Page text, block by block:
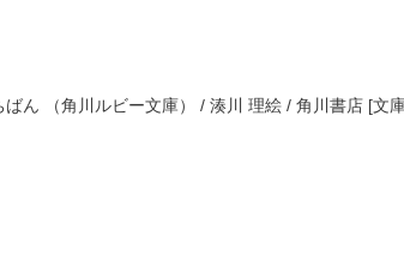
ん （角川ルビー文庫） / 湊川 理絵 / 角川書店 [文